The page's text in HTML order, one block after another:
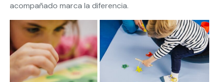
acompañado marca la diferencia.